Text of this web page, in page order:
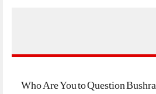
‘Who Are You to Question Bushra